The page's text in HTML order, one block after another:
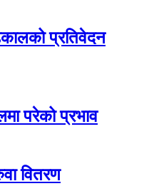
प्रतिवेदन
परेको प्रभाव
वितरण